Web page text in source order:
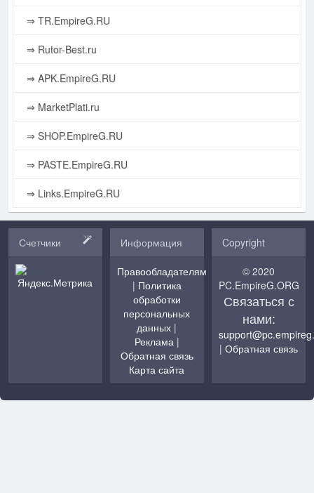
⇒ TR.EmpireG.RU
⇒ Rutor-Best.ru
⇒ APK.EmpireG.RU
⇒ MarketPlati.ru
⇒ SHOP.EmpireG.RU
⇒ PASTE.EmpireG.RU
⇒ Links.EmpireG.RU
Счетчики Информация
Правообладателям
| Политика
обработки
персональных
данных |
Реклама|
Обратная связь
Карта сайта
Copyright
© 2020
PC.EmpireG.ORG
Связаться с
нами:
|Обратная связь